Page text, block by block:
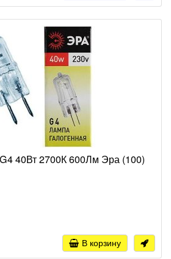
40Вт 2700К 600Лм Эра (100)
В корзину